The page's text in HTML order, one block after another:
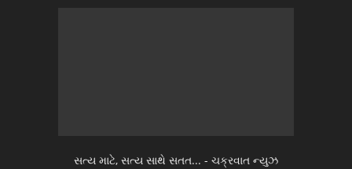
સત્ય માટે, સત્ય સાથે સતત... - ચક્રવાત ન્યુઝ